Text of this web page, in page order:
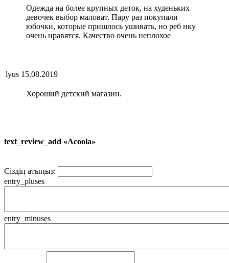
Одежда на более крупных деток, на худеньких
девочек выбор маловат. Пару раз покупали
юбочки, которые пришлось ушивать, но реб нку
очень нравятся. Качество очень неплохое
lyus 15.08.2019
Хороший детский магазин.
text_review_add «Acoola»
Сіздің атыңыз:
entry_pluses
entry_minuses